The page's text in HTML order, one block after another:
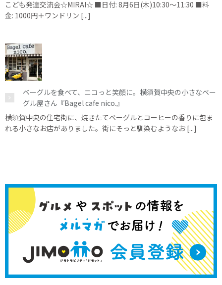
こども発達交流会☆MIRAI☆ ■日付: 8月6日(木)10:30～11:30 ■料
金: 1000円＋ワンドリン [...]
ベーグルを食べて、ニコっと笑顔に。横須賀中央の小さなベー
グル屋さん『Bagel cafe nico.』
横須賀中央の住宅街に、焼きたてベーグルとコーヒーの香りに包ま
れる小さなお店がありました。街にそっと馴染むようなお [...]